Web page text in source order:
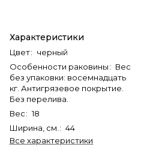
Характеристики
Цвет: черный
Особенности раковины: Вес
без упаковки: восемнадцать
кг. Антигрязевое покрытие.
Без перелива.
Вес: 18
Ширина, см. : 44
Все характеристики